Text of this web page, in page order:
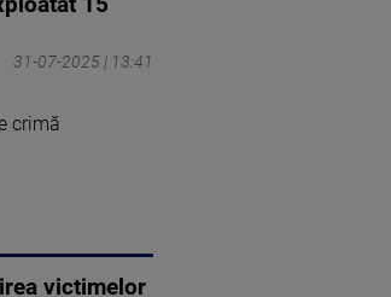
31-07-2025 | 13:41
crimă
victimelor